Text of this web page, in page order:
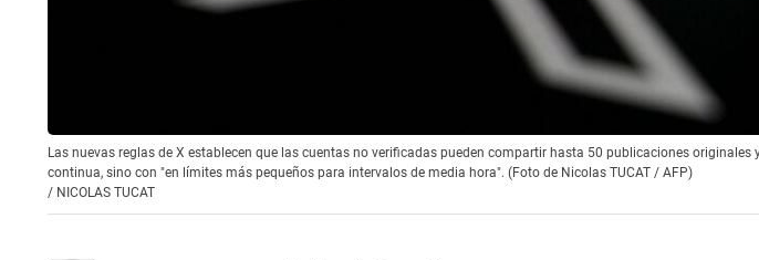
Las nuevas reglas de X establecen que las cuentas no verificadas pueden compartir hasta 50 publicaciones originales
continua, sino con "en límites más pequeños para intervalos de media hora". (Foto de Nicolas TUCAT / AFP)
/ NICOLAS TUCAT